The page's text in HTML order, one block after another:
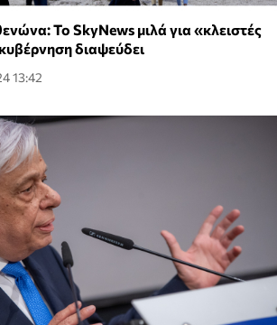
Το SkyNews μιλά για «κλειστές
διαψεύδει
13:42